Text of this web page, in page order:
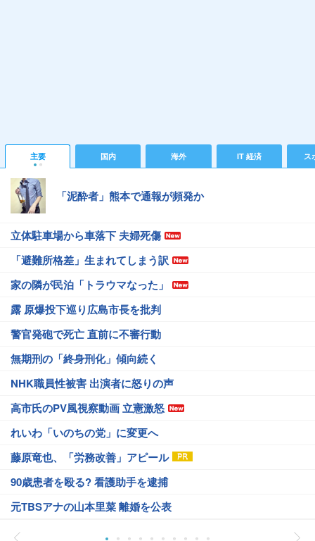
主要 国内 海外 IT 経済 ス
「泥酔者」熊本で通報が頻発か
立体駐車場から車落下 夫婦死傷
「避難所格差」生まれてしまう訳
家の隣が民泊「トラウマなった」
露 原爆投下巡り広島市長を批判
警官発砲で死亡 直前に不審行動
無期刑の「終身刑化」傾向続く
NHK職員性被害 出演者に怒りの声
高市氏のPV風視察動画 立憲激怒
れいわ「いのちの党」に変更へ
藤原竜也、「労務改善」アピール
90歳患者を殴る? 看護助手を逮捕
元TBSアナの山本里菜 離婚を公表